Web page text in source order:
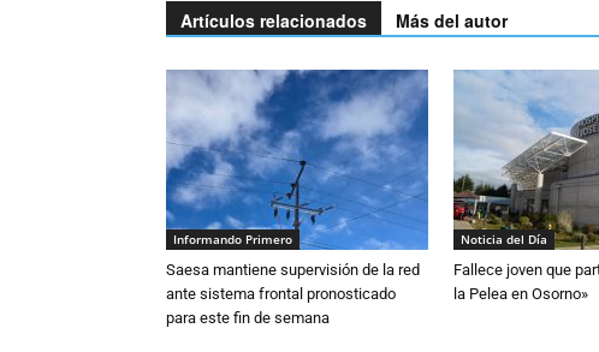
Artículos relacionados Más del autor
Informando Primero
Saesa mantiene supervisión de la red
ante sistema frontal pronosticado
para este fin de semana
Noticia del Día
Fallece joven que
la Pelea en Osorno»